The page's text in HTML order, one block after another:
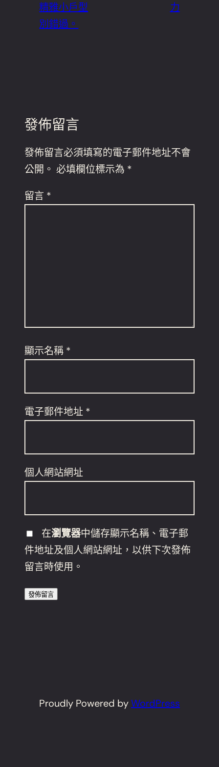
精雅小戶型
別錯過。
力
發佈留言
發佈留言必須填寫的電子郵件地址不會
公開。 必填欄位標示為 *
留言 *
顯示名稱 *
電子郵件地址 *
個人網站網址
在瀏覽器中儲存顯示名稱、電子郵
件地址及個人網站網址，以供下次發佈
留言時使用。
Proudly Powered byWordPress